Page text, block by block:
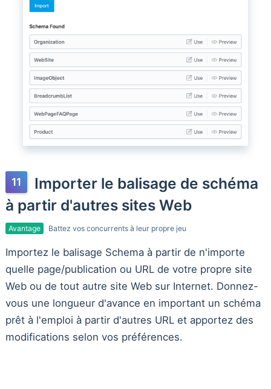
Importer le balisage de schéma
à partir d'autres sites Web
Avantage Battez vos concurrents à leur propre jeu
Importez le balisage Schema à partir de n'importe
quelle page/publication ou URL de votre propre site
Web ou de tout autre site Web sur Internet. Donnez-
vous une longueur d'avance en important un schéma
prêt à l'emploi à partir d'autres URL et apportez des
modifications selon vos préférences.